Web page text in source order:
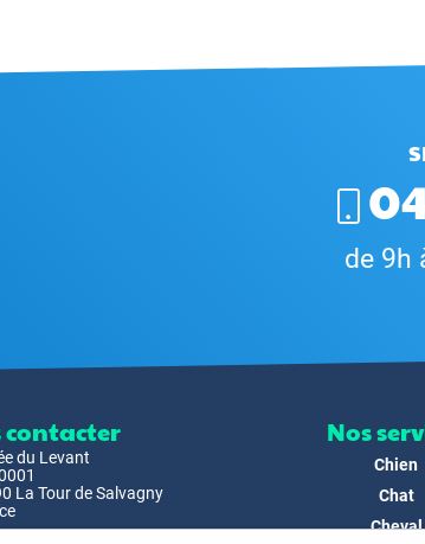
de 9h
contacter
du Levant
La Tour de Salvagny
Nos
Chien
Chat
Cheval